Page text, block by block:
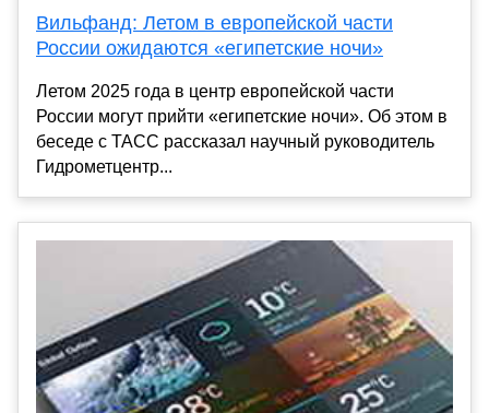
Вильфанд: Летом в европейской части
России ожидаются «египетские ночи»
Летом 2025 года в центр европейской части
России могут прийти «египетские ночи». Об этом в
беседе с ТАСС рассказал научный руководитель
Гидрометцентр...